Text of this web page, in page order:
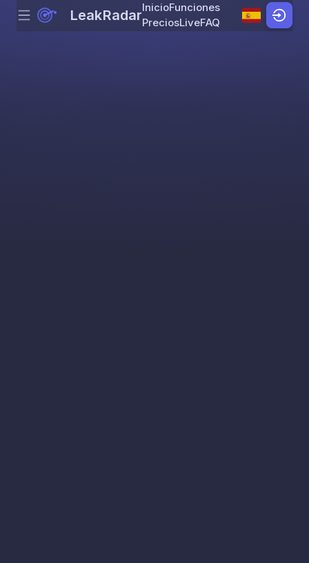
Skip to content
Menu LeakRadarInicioFunciones
PreciosLiveFAQ